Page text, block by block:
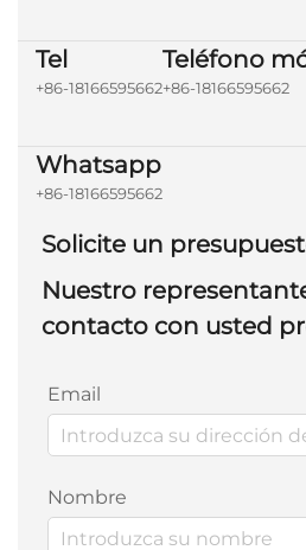
Tel
+86-18166595662
Teléfono
+86-18166595662
Whatsapp
+86-18166595662
Solicite un
Nuestro
contacto con usted
Email
Nombre